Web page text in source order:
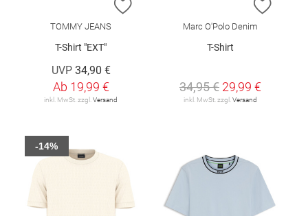
ZUR WUNSCHLISTE HINZUFÜGEN
TOMMY JEANS
T-Shirt "EXT"
UVP 34,90 €
Ab 19,99 €
inkl. MwSt. zzgl. Versand
ZUR
Marc O'Polo Denim
T-Shirt
34,95 € 29,99 €
inkl. MwSt. zzgl. Versand
-14%